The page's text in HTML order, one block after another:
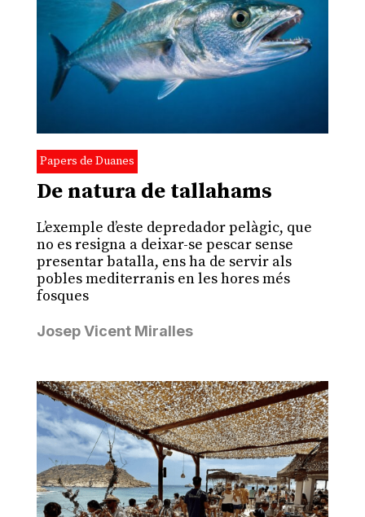
Papers de Duanes
De natura de tallahams
L’exemple d’este depredador pelàgic, que
no es resigna a deixar-se pescar sense
presentar batalla, ens ha de servir als
pobles mediterranis en les hores més
fosques
Josep Vicent Miralles